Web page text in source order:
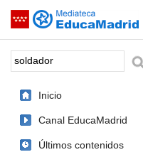
Saltar navegación
Palabra o frase:
Inicio
Canal EducaMadrid
Últimos contenidos